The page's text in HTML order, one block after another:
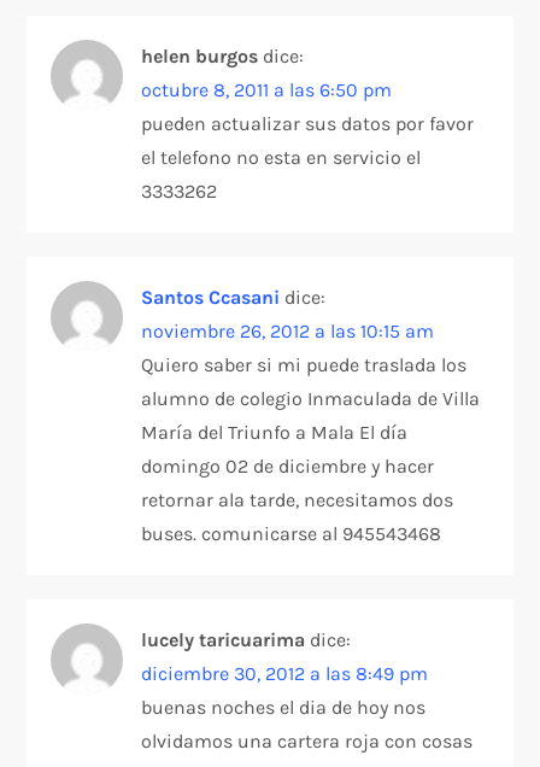
ó
e
a
helen burgos dice:
octubre 8, 2011 a las 6:50 pm
pueden actualizar sus datos por favor
el telefono no esta en servicio el
3333262
Santos Ccasani dice:
noviembre 26, 2012 a las 10:15 am
Quiero saber si mi puede traslada los
alumno de colegio Inmaculada de Villa
María del Triunfo a Mala El día
domingo 02 de diciembre y hacer
retornar ala tarde, necesitamos dos
buses. comunicarse al 945543468
lucely taricuarima dice:
diciembre 30, 2012 a las 8:49 pm
buenas noches el dia de hoy nos
olvidamos una cartera roja con cosas